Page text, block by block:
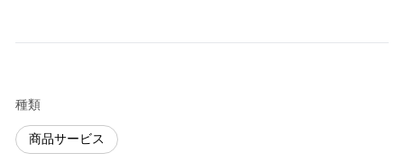
種類
商品サービス